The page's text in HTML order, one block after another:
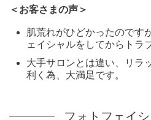
＜お客さまの声＞
肌荒れがひどかったのです
ェイシャルをしてからトラ
大手サロンとは違い、リラ
利く為、大満足です。
フォトフェイ